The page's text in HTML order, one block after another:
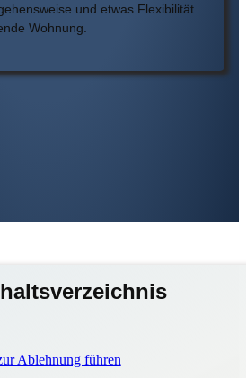
und etwas Flexibilität
Wohnung.
Ablehnung führen